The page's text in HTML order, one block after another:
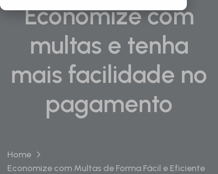
Economize com
multas e tenha
mais facilidade no
pagamento
Home
Economize com Multas de Forma Fácil e Eficiente